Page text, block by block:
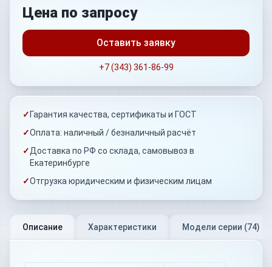
Цена по запросу
Оставить заявку
+7 (343) 361-86-99
✓ Гарантия качества, сертификаты и ГОСТ
✓Оплата: наличный / безналичный расчёт
✓Доставка по РФ со склада, самовывоз в
Екатеринбурге
✓Отгрузка юридическим и физическим лицам
Описание Характеристики Модели серии (74)